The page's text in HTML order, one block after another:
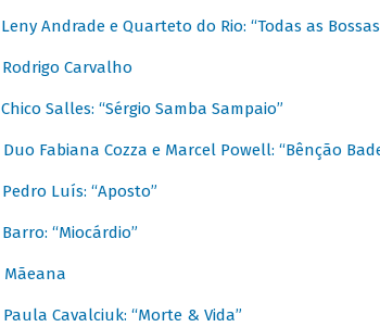
Leny Andrade e Quarteto do Rio: “Todas as
Rodrigo Carvalho
Chico Salles: “Sérgio Samba Sampaio”
Duo Fabiana Cozza e Marcel Powell: “Bênção
Pedro Luís: “Aposto”
Barro: “Miocárdio”
Mãeana
Paula Cavalciuk: “Morte & Vida”